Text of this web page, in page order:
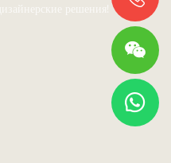
решения!